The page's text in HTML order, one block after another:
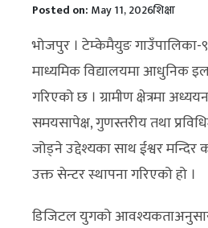
Posted on: May 11, 2026शिक्षा
भोजपुर । टेम्केमैयुङ गाउँपालिका-
माध्यमिक विद्यालयमा आधुनिक
गरिएको छ । ग्रामीण क्षेत्रमा
समयसापेक्ष, गुणस्तरीय तथा
जोड्ने उद्देश्यका साथ ईश्वर
उक्त सेन्टर स्थापना गरिएको हो ।
डिजिटल युगको आवश्यकताअनुसार